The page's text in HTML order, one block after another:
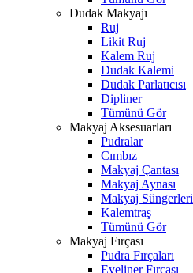
Dudak Makyajı
Ruj
Likit Ruj
Kalem Ruj
Dudak Kalemi
Dudak Parlatıcısı
Dipliner
Tümünü Gör
Makyaj Aksesuarları
Pudralar
Cımbız
Makyaj Çantası
Makyaj Aynası
Makyaj Süngerleri
Kalemtraş
Tümünü Gör
Makyaj Fırçası
Pudra Fırçaları
Eyeliner Fırçası